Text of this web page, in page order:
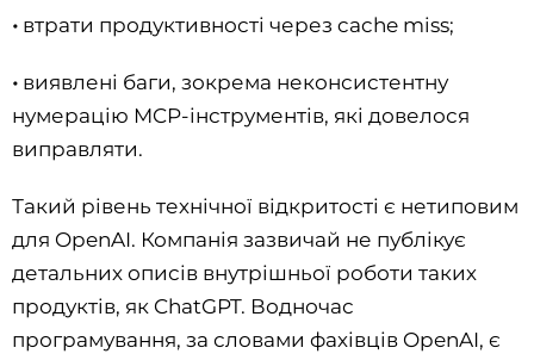
• втрати продуктивності через cache miss;
• виявлені баги, зокрема неконсистентну
нумерацію MCP-інструментів, які довелося
виправляти.
Такий рівень технічної відкритості є нетиповим
для OpenAI. Компанія зазвичай не публікує
детальних описів внутрішньої роботи таких
продуктів, як ChatGPT. Водночас
програмування, за словами фахівців OpenAI, є